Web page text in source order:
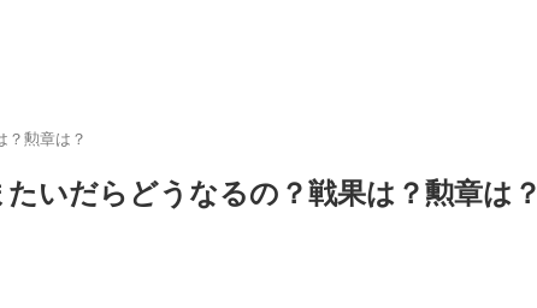
？勲章は？
いだらどうなるの？戦果は？勲章は？